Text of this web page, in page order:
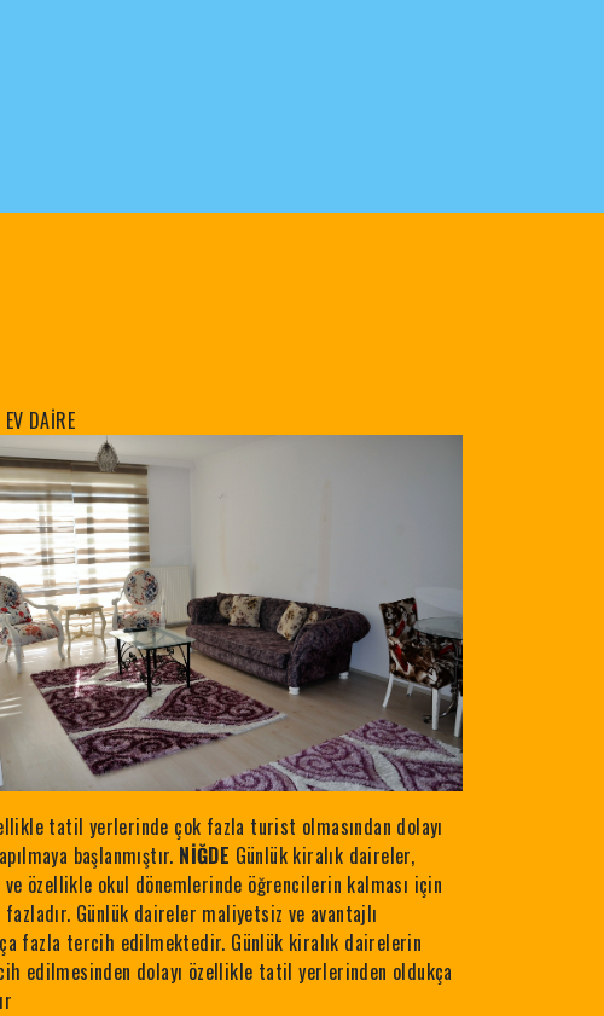
DAİRE
tatil yerlerinde çok fazla turist olmasından dolayı
başlanmıştır. NİĞDE Günlük kiralık daireler,
özellikle okul dönemlerinde öğrencilerin kalması için
Günlük daireler maliyetsiz ve avantajlı
fazla tercih edilmektedir. Günlük kiralık dairelerin
edilmesinden dolayı özellikle tatil yerlerinden oldukça